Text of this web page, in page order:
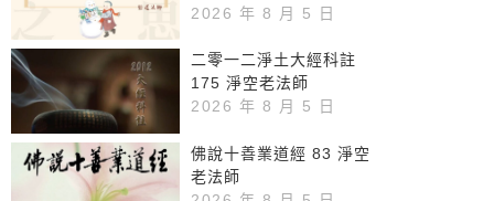
2026 年 8 月 5 日
二零一二淨土大經科註
175 淨空老法師
2026 年 8 月 5 日
佛說十善業道經 83 淨空
老法師